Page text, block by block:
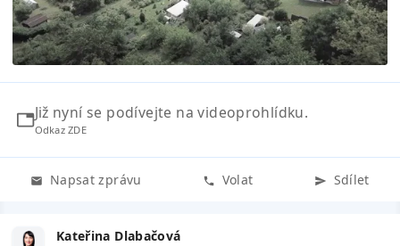
Již nyní se podívejte na videoprohlídku.
Odkaz ZDE
Napsat zprávu Volat Sdílet
Kateřina Dlabačová